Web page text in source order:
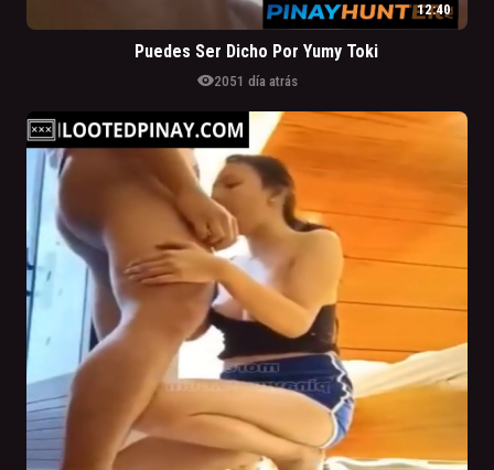
12:40
Puedes Ser Dicho Por Yumy Toki
visibility2051 día atrás